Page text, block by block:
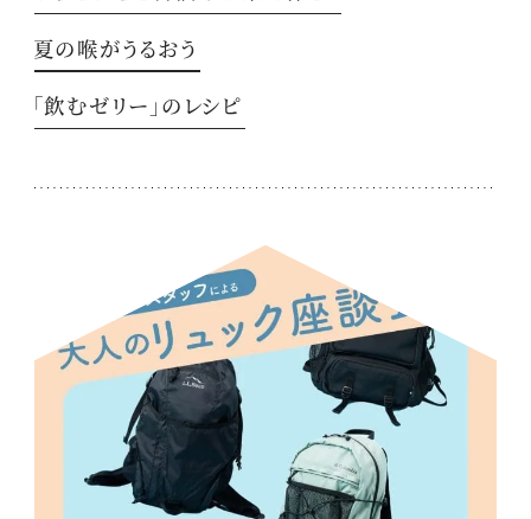
夏の喉がうるおう
「飲むゼリー」のレシピ